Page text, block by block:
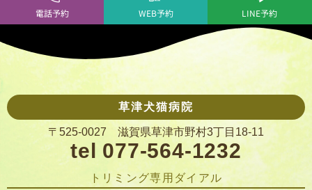
電話予約 WEB予約 LINE予約
草津犬猫病院
〒525-0027 滋賀県草津市野村3丁目18-11
tel 077-564-1232
トリミング専用ダイアル